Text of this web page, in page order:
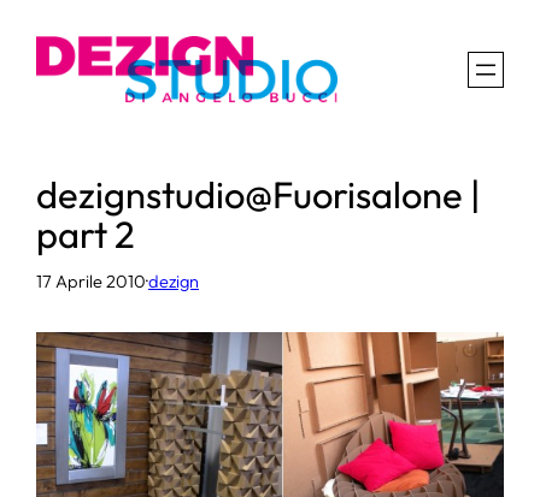
dezignstudio@Fuorisalone |
part 2
17 Aprile 2010·dezign